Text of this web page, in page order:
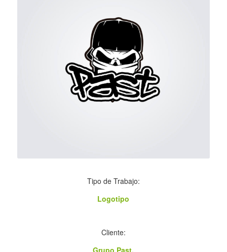
Tipo de Trabajo:
Logotipo
Cliente: